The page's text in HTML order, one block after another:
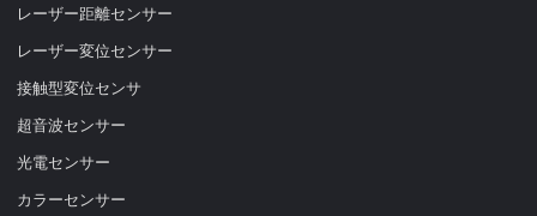
レーザー距離センサー
レーザー変位センサー
接触型変位センサ
超音波センサー
光電センサー
カラーセンサー